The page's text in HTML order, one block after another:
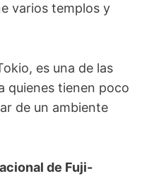
varios templos y
es una de las
quienes tienen poco
de un ambiente
de Fuji-